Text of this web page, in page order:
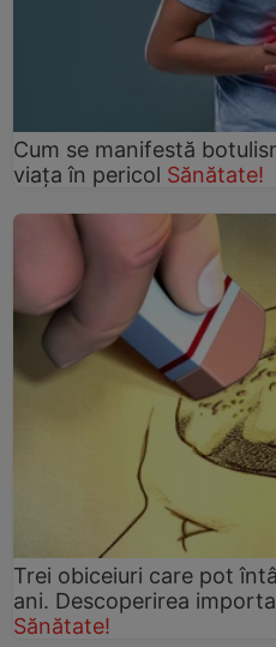
Cum se manifestă
viaţa în pericol Sănătate!
Trei obiceiuri care pot
ani. Descoperirea
Sănătate!